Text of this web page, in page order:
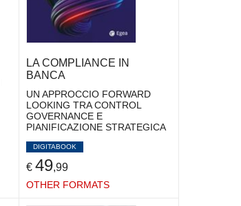
LA COMPLIANCE IN
BANCA
UN APPROCCIO FORWARD
LOOKING TRA CONTROL
GOVERNANCE E
PIANIFICAZIONE STRATEGICA
DIGITABOOK
€49,99
OTHER FORMATS